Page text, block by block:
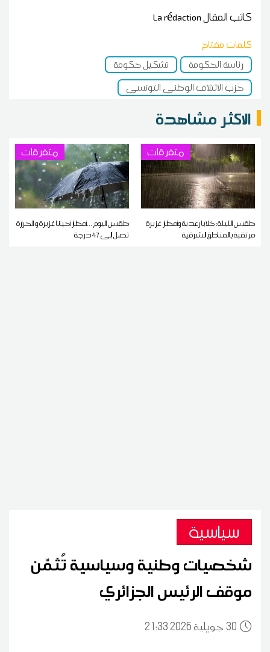
كاتب المقالLa rédaction
كلمات مفتاح
رئاسة الحكومة
تشكيل حكومة
حزب الائتلاف الوطني التونسي
الاكثر مشاهدة
متفرقات
طقس الليلة: خلايا رعدية وأمطار غزيرة
مرتقبة بالمناطق الشرقية
متفرقات
طقس اليوم ...أمطار أحيانا غزيرة و الحرارة
تصل إلى 47 درجة
سياسية
شخصيات وطنية وسياسية تُثمّن
موقف الرئيس الجزائري
3021:33 2026 جويلية